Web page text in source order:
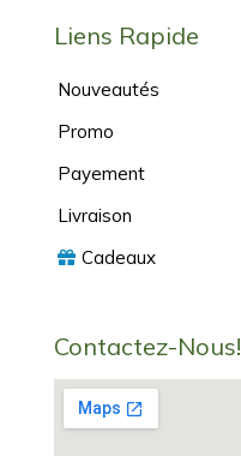
Liens Rapide
Nouveautés
Promo
Payement
Livraison
Cadeaux
Contactez-Nous!